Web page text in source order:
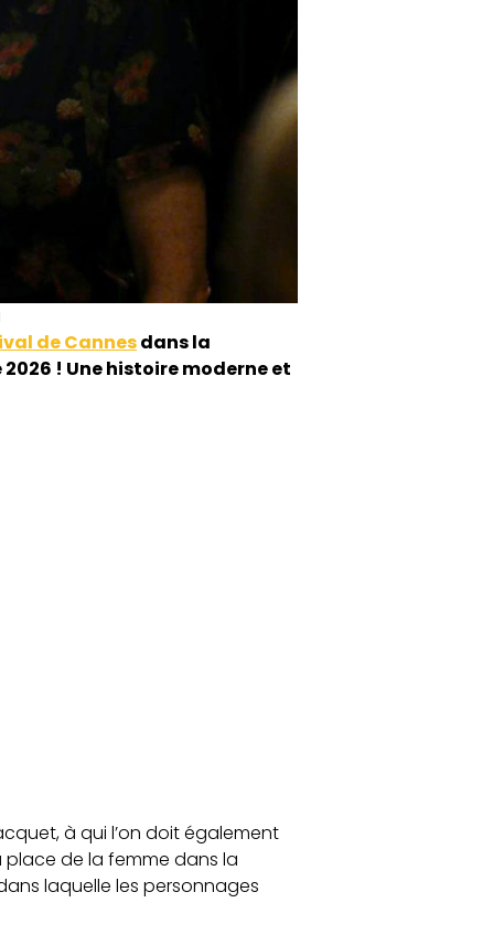
de Cannesdans la
! Une histoire moderne et
à qui l’on doit également
place de la femme dans la
laquelle les personnages